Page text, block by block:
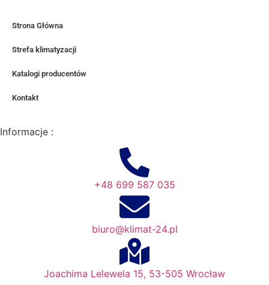
Strona Główna
Strefa klimatyzacji
Katalogi producentów
Kontakt
Informacje :
+48 699 587 035
biuro@klimat-24.pl
Joachima Lelewela 15, 53-505 Wrocław